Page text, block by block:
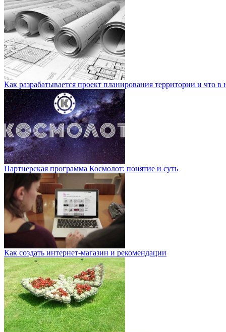
Как разрабатывается проект планирования территории и что в
Партнерская программа Космолот: понятие и суть
Как создать интернет-магазин и рекомендации